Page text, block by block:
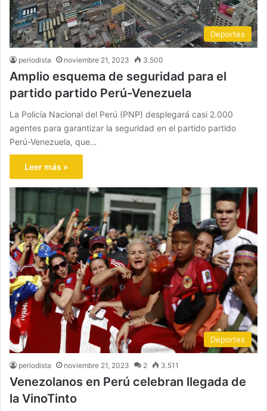
Deportes
periodista noviembre 21, 2023 3.500
Amplio esquema de seguridad para el
partido partido Perú-Venezuela
La Policía Nacional del Perú (PNP) desplegará casi 2.000
agentes para garantizar la seguridad en el partido partido
Perú-Venezuela, que…
Leer más »
Deportes
periodista noviembre 21, 2023 2 3.511
Venezolanos en Perú celebran llegada de
la VinoTinto